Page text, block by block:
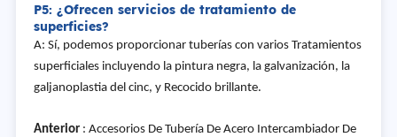
P5: ¿Ofrecen servicios de tratamiento de
superficies?
A: Sí, podemos proporcionar tuberías con varios Tratamientos
superficiales incluyendo la pintura negra, la galvanización, la
galjanoplastia del cinc, y Recocido brillante.
Anterior: Accesorios De Tubería De Acero Intercambiador De